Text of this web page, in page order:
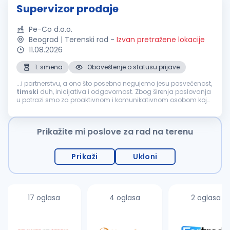
Supervizor prodaje
Pe-Co d.o.o.
Beograd | Terenski rad - Izvan pretražene lokacije
11.08.2026
1. smena
Obaveštenje o statusu prijave
...i partnerstvu, a ono što posebno negujemo jesu posvećenost,
timski duh, inicijativa i odgovornost. Zbog širenja poslovanja
u potrazi smo za proaktivnom i komunikativnom osobom koja
SUPERVIZORPRODAJE(M/Ž) Mesto...
Prikažite mi poslove za rad na terenu
Prikaži Ukloni
17 oglasa 4 oglasa 2 oglasa